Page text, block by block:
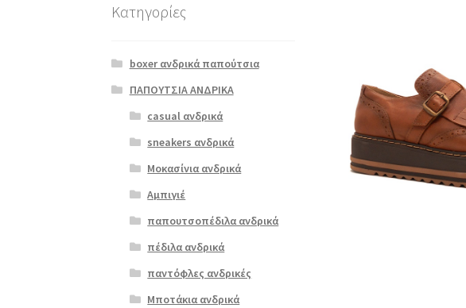
Κατηγορίες
boxer ανδρικά παπούτσια
ΠΑΠΟΥΤΣΙΑ ΑΝΔΡΙΚΑ
casual ανδρικά
sneakers ανδρικά
Μοκασίνια ανδρικά
Αμπιγιέ
παπουτσοπέδιλα ανδρικά
πέδιλα ανδρικά
παντόφλες ανδρικές
Μποτάκια ανδρικά